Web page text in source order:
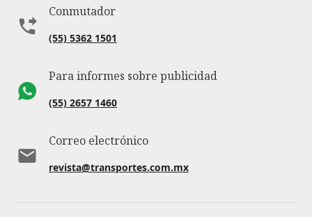
Conmutador
(55) 5362 1501
Para informes sobre publicidad
(55) 2657 1460
Correo electrónico
revista@transportes.com.mx